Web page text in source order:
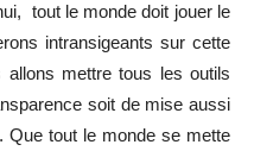
tout le monde doit jouer le
intransigeants sur cette
allons mettre tous les outils
soit de mise aussi
Que tout le monde se mette